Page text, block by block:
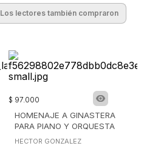
Los lectores también compraron
$ 97.000
HOMENAJE A GINASTERA
PARA PIANO Y ORQUESTA
HECTOR GONZALEZ